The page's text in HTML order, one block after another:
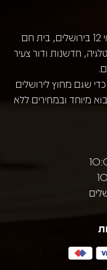
חנות תקליטים מיתולוגית ברחוב שמאי 12 בירושלים, בית חם
חדשנות ודור צעיר
שגם מחוץ לירושלים
מיוחד ובמחירים ללא